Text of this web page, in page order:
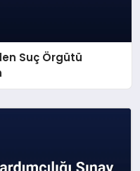
Suç Örgütü